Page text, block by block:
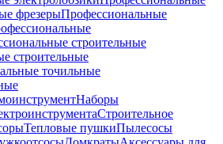
фрезерыПрофессиональные
строительные
строительные
точильные
Наборы
Строительное
Тепловые пушкиПылесосы